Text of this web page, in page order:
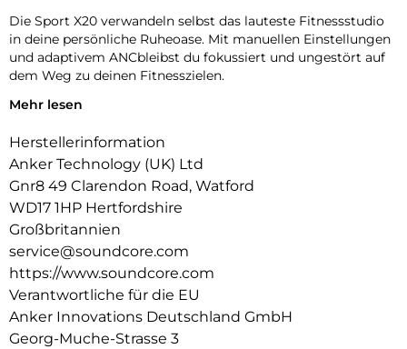
Die Sport X20 verwandeln selbst das lauteste Fitnessstudio
in deine persönliche Ruheoase. Mit manuellen Einstellungen
und adaptivem ANCbleibst du fokussiert und ungestört auf
dem Weg zu deinen Fitnesszielen.
Tauche ein in das intensive Bass-Erlebnisder soundcore
dynamischen Treibern. Steigert deinen Sound und
katapultiert deine Motivation in ungeahnte Höhen.
Die Sportkopfhörer mit ihrem einzigartigen
Hohlraumdesign und soundcores exklusiver SweatGuard-
Technologie bieten Schutz vor Wasser, SchweiB und Staub
durch eine U-Boot inspierierte Abdichtung.
Die Sport X20 Workout Kopfhörer glänzen mit 12 Stunden
Akkulaufzeit pro Ladung, die mit dem Ladecase auf 48
Stunden steigt. Dank Schnellladefunktion bist du sofort
Trainings bereit.
Mehr lesen
Herstellerinformation
Anker Technology (UK) Ltd
Gnr8 49 Clarendon Road, Watford
WD17 1HP Hertfordshire
Großbritannien
service@soundcore.com
https://www.soundcore.com
Verantwortliche für die EU
Anker Innovations Deutschland GmbH
Georg-Muche-Strasse 3